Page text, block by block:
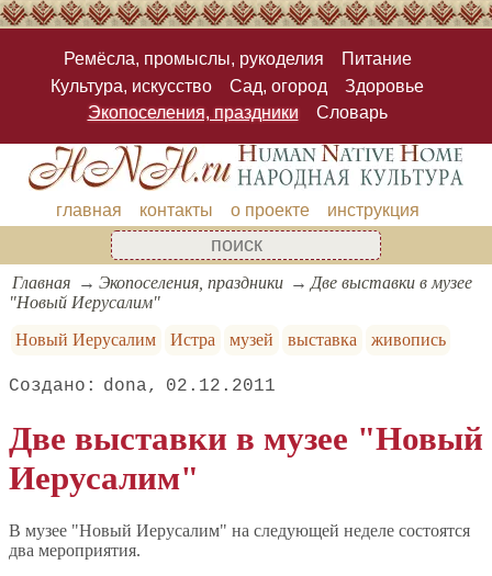
Ремёсла, промыслы, рукоделия
Питание
Культура, искусство
Сад, огород
Здоровье
Экопоселения, праздники
Словарь
главная контакты о проекте инструкция
Главная Экопоселения, праздники
Две выставки в музее
"Новый Иерусалим"
Новый Иерусалим
Истра музей выставка живопись
dona 02.12.2011
Две выставки в музее "Новый
Иерусалим"
В музее "Новый Иерусалим" на следующей неделе состоятся
два мероприятия.